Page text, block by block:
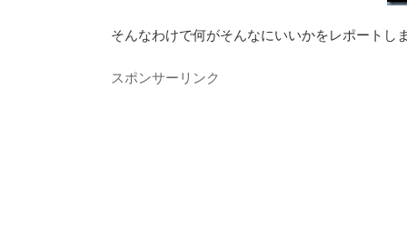
そんなわけで何がそんなにいいかをレポートし
スポンサーリンク